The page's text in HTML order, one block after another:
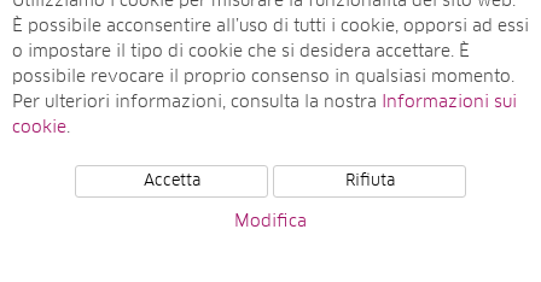
El mundo de las piedras preciosas
Rocks & Co.
World of Gemstones
Juwelo.com
Ädelstenarnas Värld
© Juwelo Deutschland GmbH (societá controllata dalla
È possibile acconsentire all’uso di tutti i cookie, opporsi ad essi
o impostare il tipo di cookie che si desidera accettare. È
possibile revocare il proprio consenso in qualsiasi momento.
Per ulteriori informazioni, consulta la nostra
Informazioni sui
cookie.
Accetta Rifiuta
Modifica